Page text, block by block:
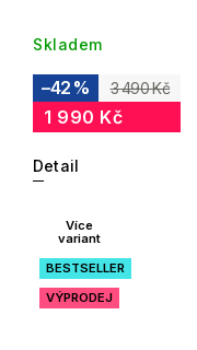
Skladem
3 490 Kč
–42 %
1 990 Kč
Detail
Více
variant
BESTSELLER
VÝPRODEJ